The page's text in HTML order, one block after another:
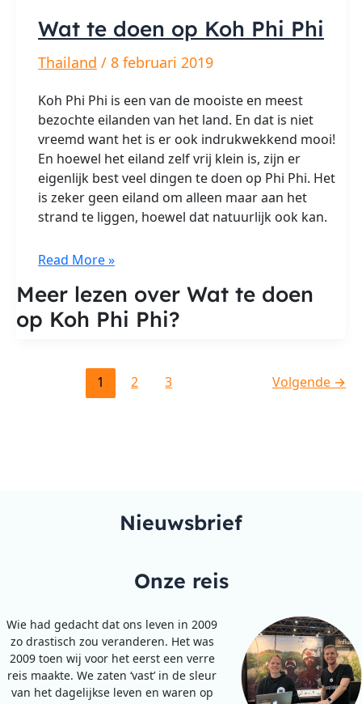
Wat te doen op Koh Phi Phi
Thailand / 8 februari 2019
Koh Phi Phi is een van de mooiste en meest
bezochte eilanden van het land. En dat is niet
vreemd want het is er ook indrukwekkend mooi!
En hoewel het eiland zelf vrij klein is, zijn er
eigenlijk best veel dingen te doen op Phi Phi. Het
is zeker geen eiland om alleen maar aan het
strand te liggen, hoewel dat natuurlijk ook kan.
Wat
doen
op
Read More »
Meer lezen over Wat te doen
op Koh Phi Phi?
1 2 3 Volgende →
Nieuwsbrief
Onze reis
Wie had gedacht dat ons leven in 2009
zo drastisch zou veranderen. Het was
2009 toen wij voor het eerst een verre
reis maakte. We zaten ‘vast’ in de sleur
van het dagelijkse leven en waren op